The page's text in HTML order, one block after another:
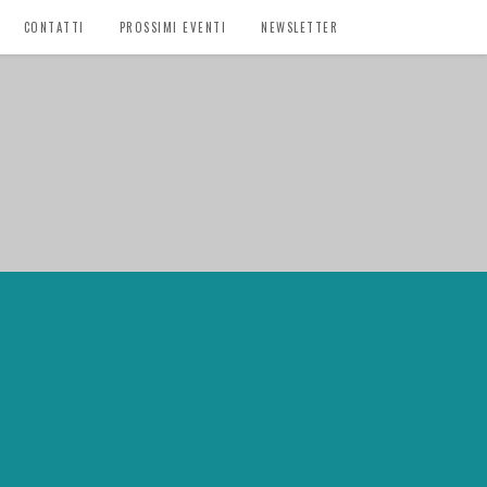
CONTATTI PROSSIMI EVENTI NEWSLETTER